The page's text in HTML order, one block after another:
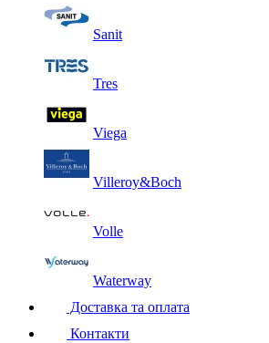
Sanit
Tres
Viega
Villeroy&Boch
Volle
Waterway
Доставка та оплата
Контакти